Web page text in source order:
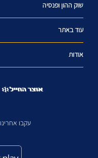
שוק ההון ופנסיה
עוד באתר
אודות
עקבו אחרינו